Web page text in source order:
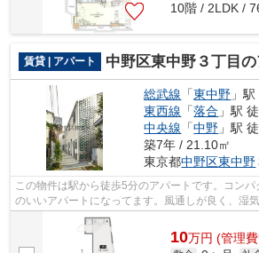
10階 / 2LDK /
賃貸 | アパート 中野区東中野３丁目の
総武線 「東中野 」
東西線 「落合 」駅
中央線 「中野 」駅
築7年 / 21.10㎡
東京都中野区東中野
この物件は駅から徒歩5分のアパートです。コン
のいいアパートになってます。風通しが良く、湿
パートです。初期費用のカード決済で、...
10万円 (管理